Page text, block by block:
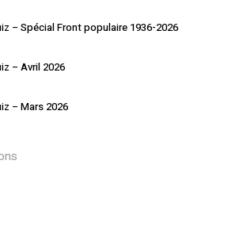
– Spécial Front populaire 1936-2026
– Avril 2026
– Mars 2026